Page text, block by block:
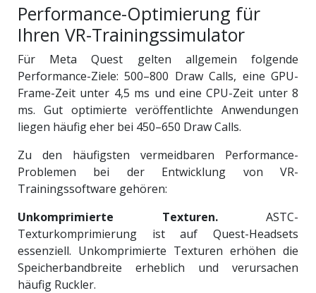
Performance-Optimierung für
Ihren VR-Trainingssimulator
Für Meta Quest gelten allgemein folgende
Performance-Ziele: 500–800 Draw Calls, eine GPU-
Frame-Zeit unter 4,5 ms und eine CPU-Zeit unter 8
ms. Gut optimierte veröffentlichte Anwendungen
liegen häufig eher bei 450–650 Draw Calls.
Zu den häufigsten vermeidbaren Performance-
Problemen bei der Entwicklung von VR-
Trainingssoftware gehören:
Unkomprimierte Texturen.ASTC-
Texturkomprimierung ist auf Quest-Headsets
essenziell. Unkomprimierte Texturen erhöhen die
Speicherbandbreite erheblich und verursachen
häufig Ruckler.